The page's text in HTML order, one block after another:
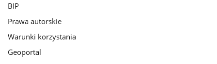
BIP
Prawa autorskie
Warunki korzystania
Geoportal